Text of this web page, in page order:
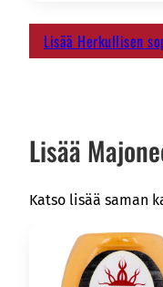
Lisää Herkullisen
Lisää
Katso lisää saman